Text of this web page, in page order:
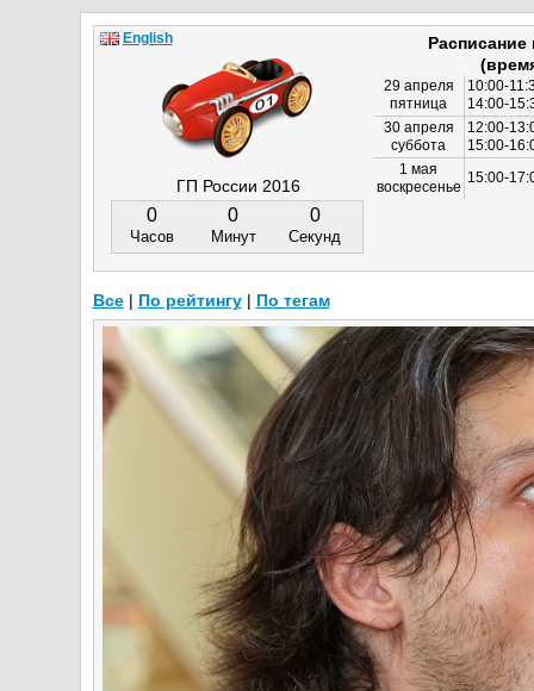
ГП России 2016
0
Часов
0
Минут
0
Секунд
29 апреля
пятница
10:00-
14:00-
30 апреля
суббота
12:00-
15:00-
1 мая
воскресенье
15:00-
English
Все| По рейтингу| По тегам